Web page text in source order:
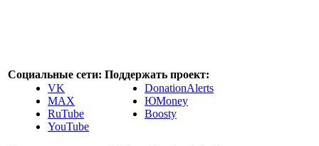
Социальные сети:
VK
MAX
RuTube
YouTube
Поддержать проект:
DonationAlerts
ЮMoney
Boosty